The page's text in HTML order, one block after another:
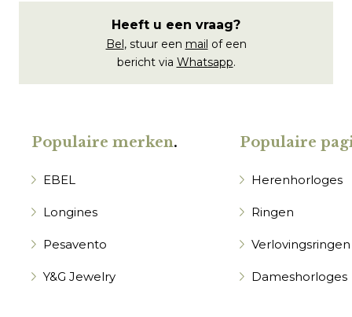
Heeft u een vraag?
Bel, stuur een mail of een
bericht via Whatsapp.
Populaire merken.
EBEL
Longines
Pesavento
Y&G Jewelry
Populaire
Herenhorloges
Ringen
Verlovingsringen
Dameshorloges